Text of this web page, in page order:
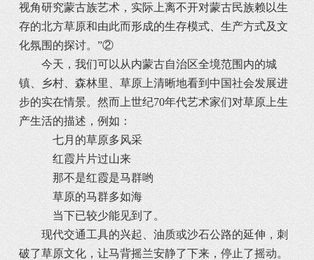
视角研究蒙古族艺术，实际上离不开对蒙古民族赖以生
存的北方草原和由此而形成的生存模式、生产方式及文
化氛围的探讨。”②
今天，我们可以从内蒙古自治区全境范围内的城
镇、乡村、森林里、草原上清晰地看到中国社会发展进
步的实在情景。然而上世纪70年代艺术家们对草原上生
产生活的描述，例如：
七月的草原多风采
红霞片片过山来
那不是红霞是马群哟
草原的马群多如海
当下已较少能见到了。
现代交通工具的兴起、油质或沙石公路的延伸，刺
破了草原文化，让马背摇兰安静了下来，停止了摇动。